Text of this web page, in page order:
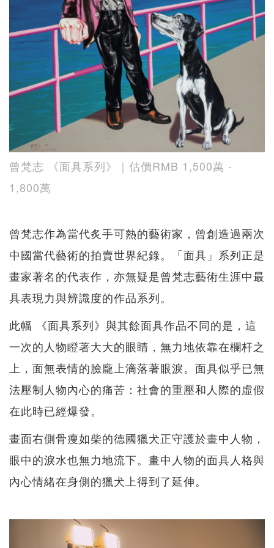
曾梵​​志 《面具系列》｜估價RMB 1,500萬 -
1,800萬
曾梵志作為當代炙手可熱的藝術家，曾創造過兩次
中國當代藝術的拍賣世界紀錄。「面具」系列正是
畫家著名的代表作，亦無疑是曾梵志藝術生涯中最
具表現力與辨識度的作品系列。
此幅 《面具系列》與其餘面具作品不同的是，這
一次的人物瞪著大大的眼睛，無力地依靠在欄杆之
上，面無表情的臉龐上滴落著眼淚。面具似乎已無
法壓制人物內心的痛苦：社會的重壓和人際的虛假
在此時已經爆發。
畫面右側骨瘦如柴的德國獵犬正守護於畫中人物，
眼中的淚水也無力地流下。畫中人物的面具人格與
內心情緒在身側的獵犬上得到了延伸。